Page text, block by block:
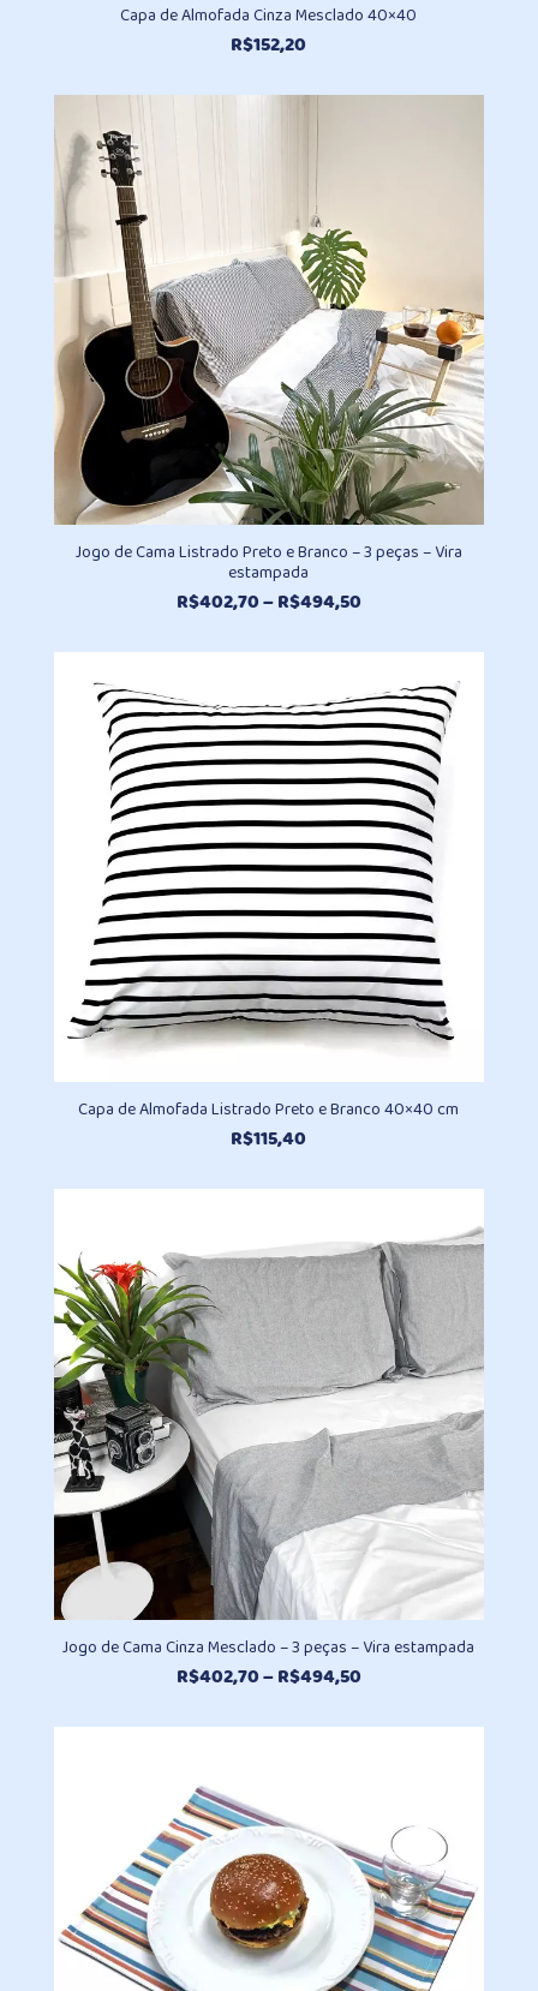
Capa de Almofada Cinza Mesclado 40×40
R$152,20
Jogo de Cama Listrado Preto e Branco – 3 peças – Vira
estampada
R$402,70–R$494,50Faixa
preço:
R$402,70
através
R$494,50
Capa de Almofada Listrado Preto e Branco 40×40 cm
R$115,40
Jogo de Cama Cinza Mesclado – 3 peças – Vira estampada
R$402,70–R$494,50Faixa
preço: